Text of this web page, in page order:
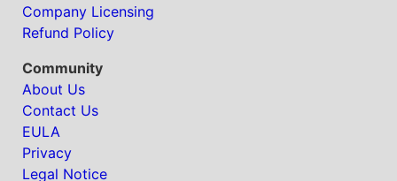
Company Licensing
Refund Policy
Community
About Us
Contact Us
EULA
Privacy
Legal Notice